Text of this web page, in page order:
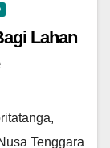
Lahan
Tenggara